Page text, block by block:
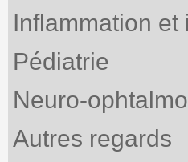
Inflammation et
Pédiatrie
Neuro-
Autres regards